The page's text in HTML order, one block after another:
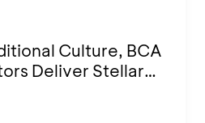
Culture, BCA
Deliver Stellar